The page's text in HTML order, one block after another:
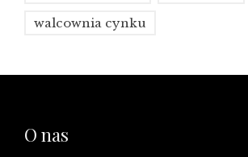
walcownia cynku
O nas